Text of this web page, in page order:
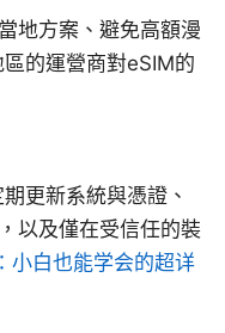
地方案、避免高額漫
的運營商對eSIM的
更新系統與憑證、
以及僅在受信任的裝
小白也能学会的超详